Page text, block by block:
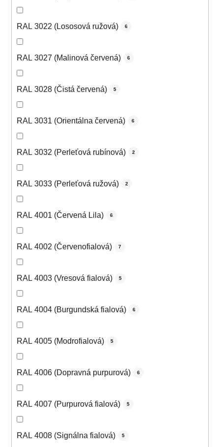
RAL 3022 (Lososová ružová) 6
RAL 3027 (Malinová červená) 6
RAL 3028 (Čistá červená) 5
RAL 3031 (Orientálna červená) 6
RAL 3032 (Perleťová rubínová) 2
RAL 3033 (Perleťová ružová) 2
RAL 4001 (Červená Lila) 6
RAL 4002 (Červenofialová) 7
RAL 4003 (Vresová fialová) 5
RAL 4004 (Burgundská fialová) 6
RAL 4005 (Modrofialová) 5
RAL 4006 (Dopravná purpurová) 6
RAL 4007 (Purpurová fialová) 5
RAL 4008 (Signálna fialová) 5